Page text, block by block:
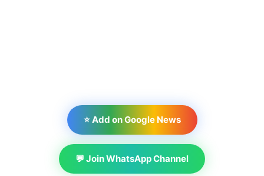
⭐ Add on Google News
💬 Join WhatsApp Channel